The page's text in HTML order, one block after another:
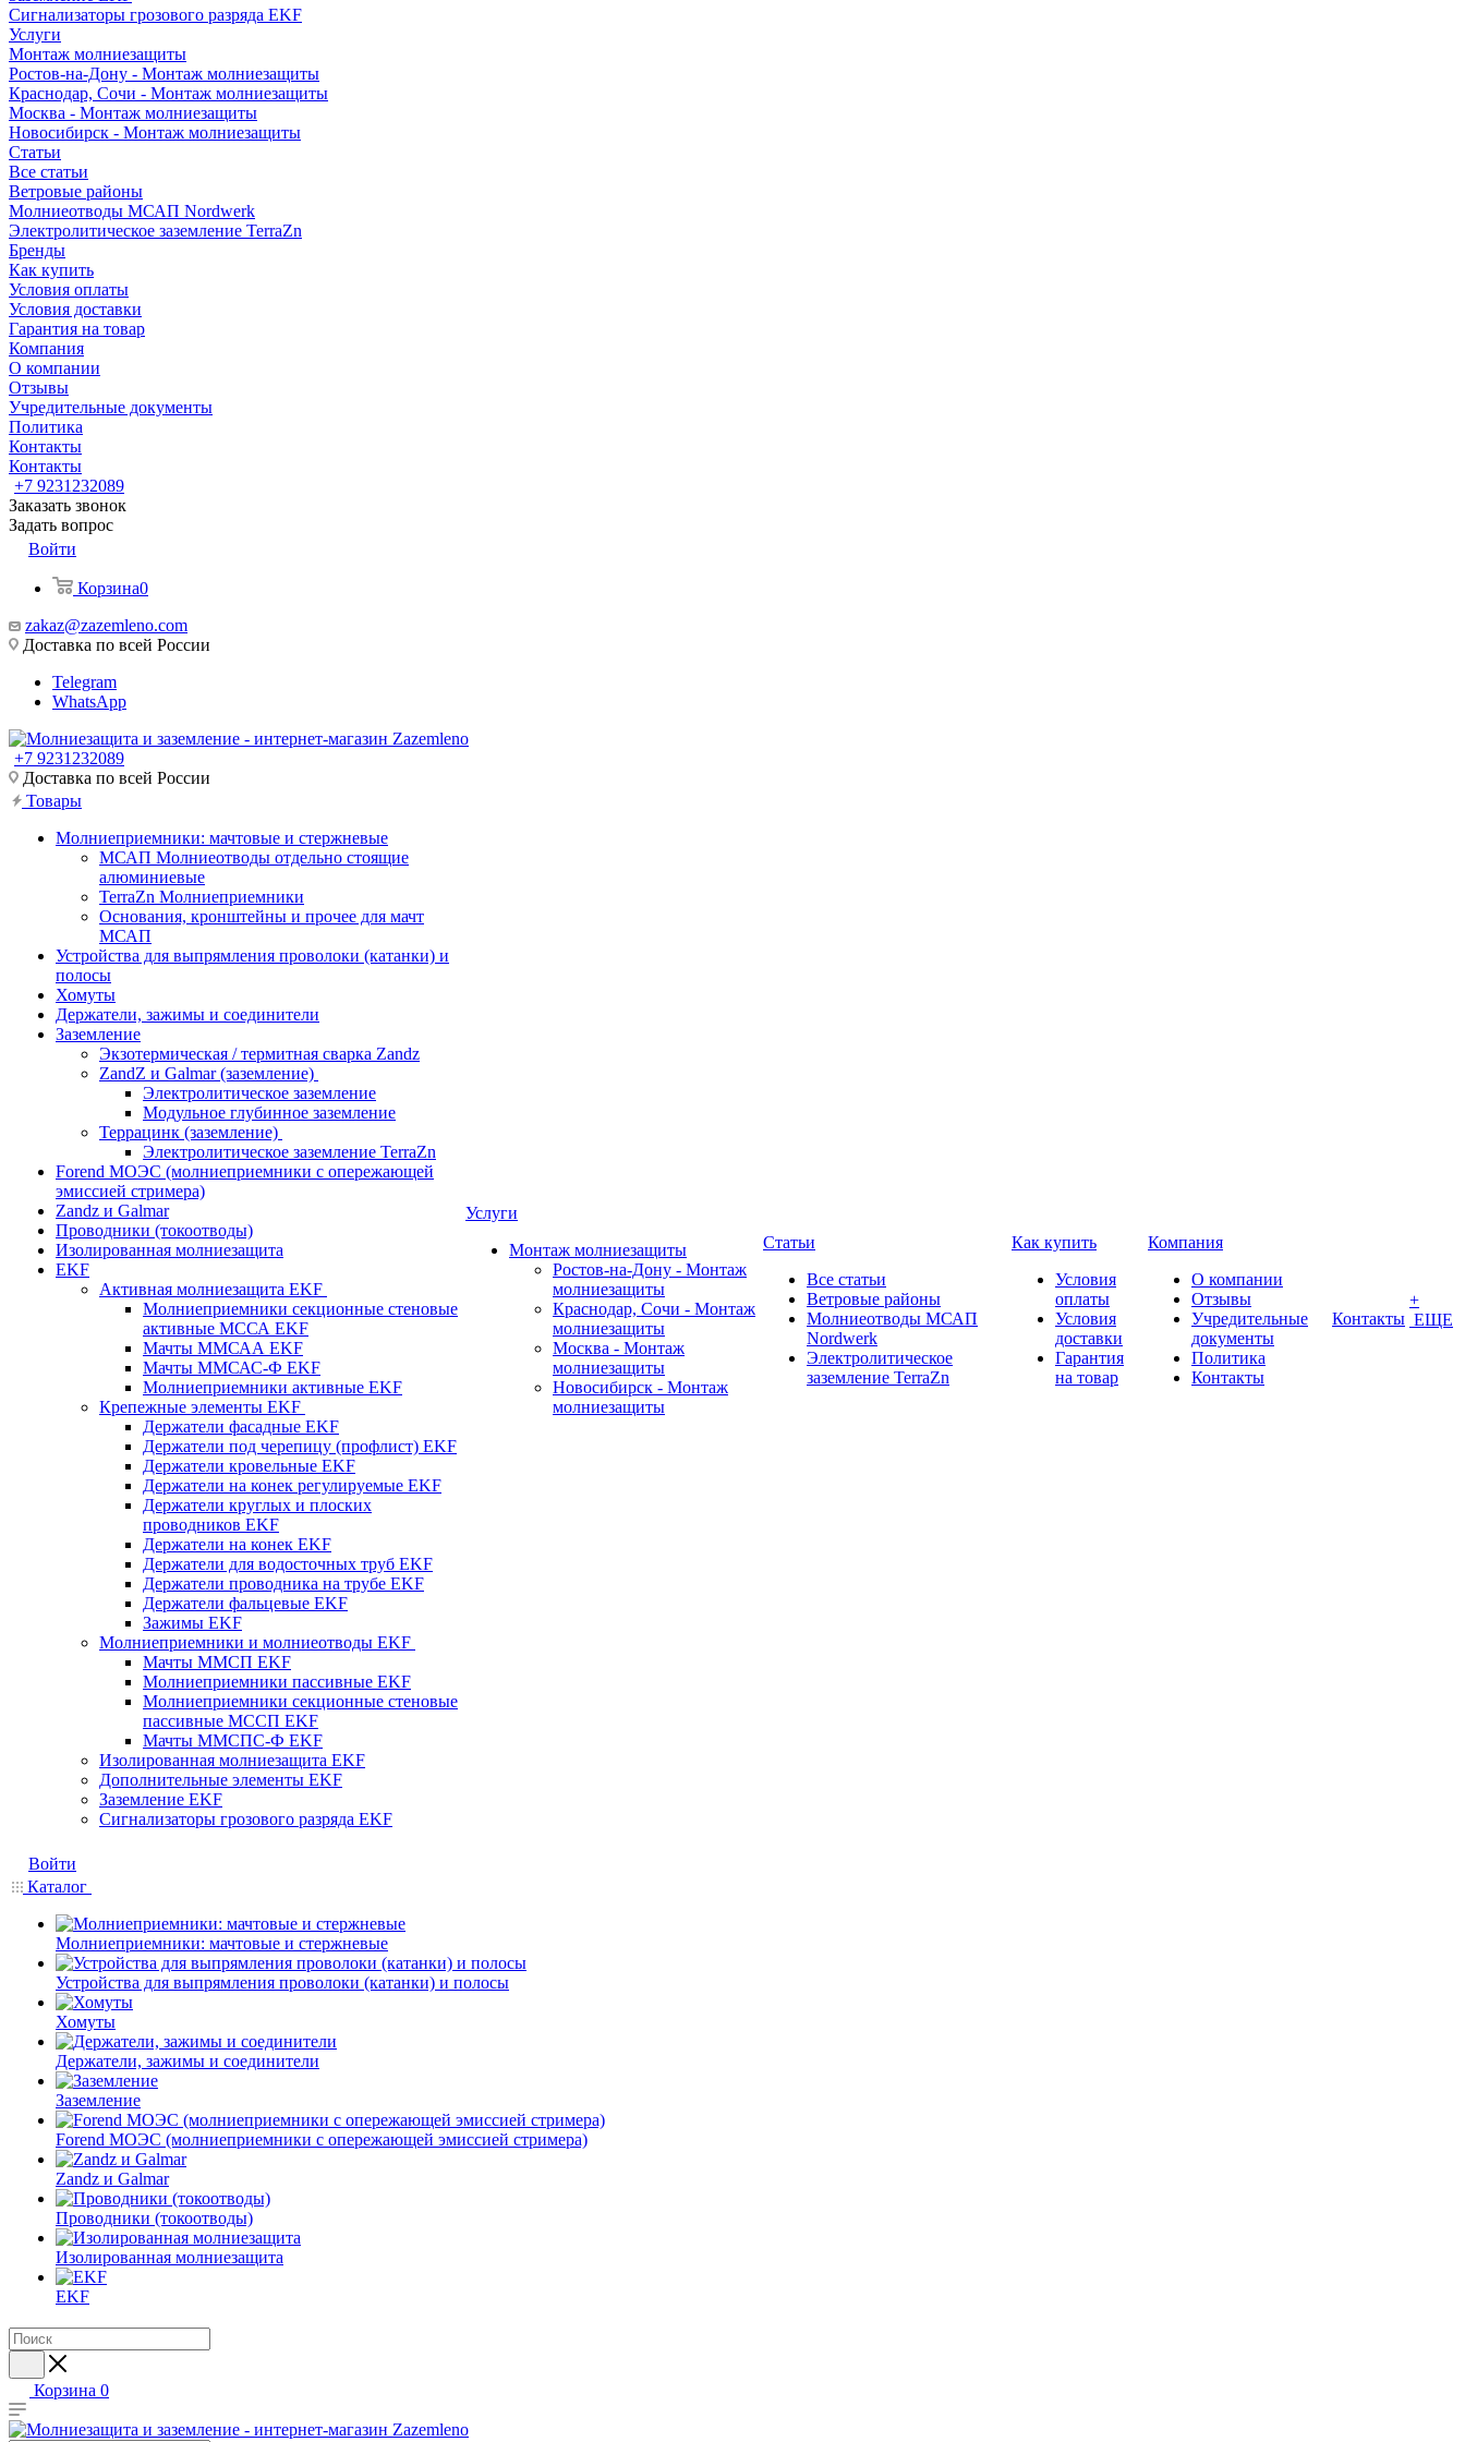
Сигнализаторы грозового разряда EKF
Услуги
Монтаж молниезащиты
Ростов-на-Дону - Монтаж молниезащиты
Краснодар, Сочи - Монтаж молниезащиты
Москва - Монтаж молниезащиты
Новосибирск - Монтаж молниезащиты
Статьи
Все статьи
Ветровые районы
Молниеотводы МСАП Nordwerk
Электролитическое заземление TerraZn
Бренды
Как купить
Условия оплаты
Условия доставки
Гарантия на товар
Компания
О компании
Отзывы
Учредительные документы
Политика
Контакты
Контакты
+7 9231232089
Заказать звонок
Задать вопрос
Войти
Корзина0
zakaz@zazemleno.com
Доставка по всей России
Telegram
WhatsApp
+7 9231232089
Доставка по всей России
Товары
Молниеприемники: мачтовые и стержневые
МСАП Молниеотводы отдельно стоящие
алюминиевые
TerraZn Молниеприемники
Основания, кронштейны и прочее для мачт
МСАП
Устройства для выпрямления проволоки (катанки) и
полосы
Хомуты
Держатели, зажимы и соединители
Заземление
Экзотермическая / термитная сварка Zandz
ZandZ и Galmar (заземление)
Электролитическое заземление
Модульное глубинное заземление
Террацинк (заземление)
Электролитическое заземление TerraZn
Forend МОЭС (молниеприемники с опережающей
эмиссией стримера)
Zandz и Galmar
Проводники (токоотводы)
Изолированная молниезащита
EKF
Активная молниезащита EKF
Молниеприемники секционные стеновые
активные МССА EKF
Мачты ММСАА EKF
Мачты ММСАС-Ф EKF
Молниеприемники активные EKF
Крепежные элементы EKF
Держатели фасадные EKF
Держатели под черепицу (профлист) EKF
Держатели кровельные EKF
Держатели на конек регулируемые EKF
Держатели круглых и плоских
проводников EKF
Держатели на конек EKF
Держатели для водосточных труб EKF
Держатели проводника на трубе EKF
Держатели фальцевые EKF
Зажимы EKF
Молниеприемники и молниеотводы EKF
Мачты ММСП EKF
Молниеприемники пассивные EKF
Молниеприемники секционные стеновые
пассивные МССП EKF
Мачты ММСПС-Ф EKF
Изолированная молниезащита EKF
Дополнительные элементы EKF
Заземление EKF
Сигнализаторы грозового разряда EKF
Услуги
Монтаж молниезащиты
Ростов-на-Дону - Монтаж
молниезащиты
Краснодар, Сочи - Монтаж
молниезащиты
Москва - Монтаж
молниезащиты
Новосибирск - Монтаж
молниезащиты
Статьи
Все статьи
Ветровые районы
Молниеотводы МСАП
Nordwerk
Электролитическое
заземление TerraZn
Как купить
Условия
оплаты
Условия
доставки
Гарантия
на товар
Компания
О компании
Отзывы
Учредительные
документы
Политика
Контакты
Контакты
+
ЕЩЕ
Войти
Каталог
Молниеприемники: мачтовые и стержневые
Устройства для выпрямления проволоки (катанки) и полосы
Хомуты
Держатели, зажимы и соединители
Заземление
Forend МОЭС (молниеприемники с опережающей эмиссией стримера)
Zandz и Galmar
Проводники (токоотводы)
Изолированная молниезащита
EKF
Корзина 0